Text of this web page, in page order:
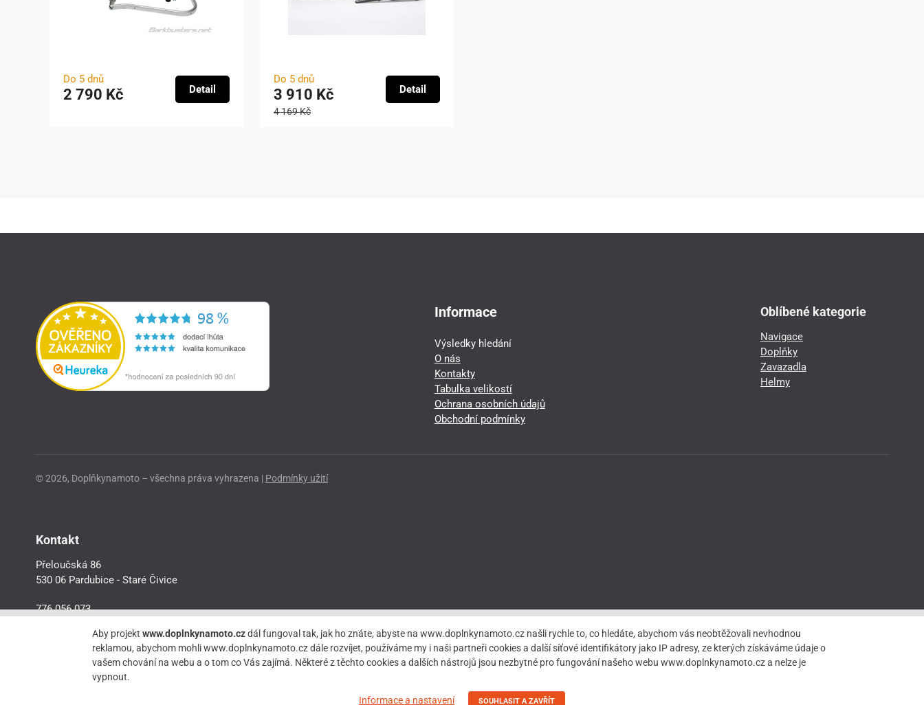
Do 5 dnů
2 790 Kč Detail
Do 5 dnů
3 910 Kč
4 169 Kč
Detail
Informace
Výsledky hledání
O nás
Kontakty
Tabulka velikostí
Ochrana osobních údajů
Obchodní podmínky
Oblíbené kategorie
Navigace
Doplňky
Zavazadla
Helmy
© 2026, Doplňkynamoto – všechna práva vyhrazena | Podmínky užití
Kontakt
Přeloučská 86
530 06 Pardubice - Staré Čivice
776 056 073
Aby projektwww.doplnkynamoto.czdál fungoval tak, jak ho znáte, abyste na www.doplnkynamoto.cz našli rychle to, co hledáte, abychom vás neobtěžovali nevhodnou
reklamou, abychom mohli www.doplnkynamoto.cz dále rozvíjet, používáme my i naši partneři cookies a další síťové identifikátory jako IP adresy, ze kterých získáváme údaje o
vašem chování na webu a o tom co Vás zajímá. Některé z těchto cookies a dalších nástrojů jsou nezbytné pro fungování našeho webu www.doplnkynamoto.cz a nelze je
vypnout.
Informace a nastavení SOUHLASIT A ZAVŘÍT